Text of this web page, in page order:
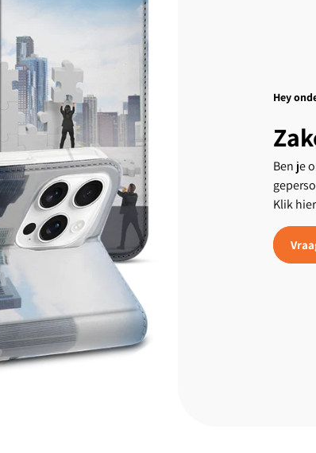
Hey
Ben je
Klik